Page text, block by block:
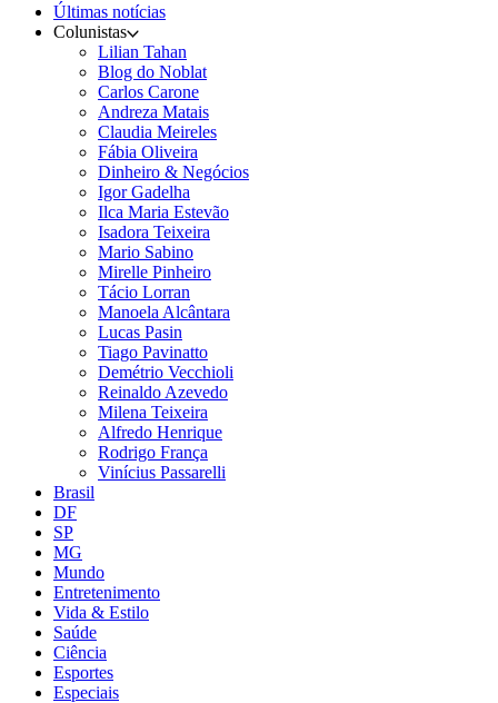
Últimas notícias
Colunistas
Lilian Tahan
Blog do Noblat
Carlos Carone
Andreza Matais
Claudia Meireles
Fábia Oliveira
Dinheiro & Negócios
Igor Gadelha
Ilca Maria Estevão
Isadora Teixeira
Mario Sabino
Mirelle Pinheiro
Tácio Lorran
Manoela Alcântara
Lucas Pasin
Tiago Pavinatto
Demétrio Vecchioli
Reinaldo Azevedo
Milena Teixeira
Alfredo Henrique
Rodrigo França
Vinícius Passarelli
Brasil
DF
SP
MG
Mundo
Entretenimento
Vida & Estilo
Saúde
Ciência
Esportes
Especiais